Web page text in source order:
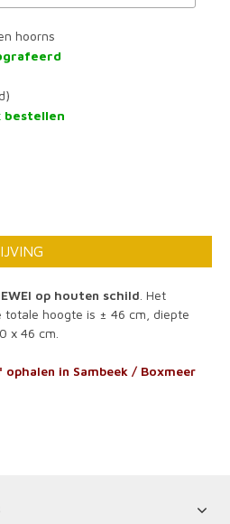
hoorns
bestellen
op houten schild . Het
totale hoogte is ± 46 cm, diepte
x 46 cm.
in Sambeek / Boxmeer